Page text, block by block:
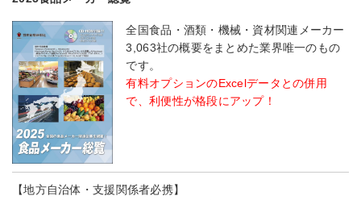
全国食品・酒類・機械・資材関連メーカー
3,063社の概要をまとめた業界唯一のもの
です。
有料オプションのExcelデータとの併用
で、利便性が格段にアップ！
【地方自治体・支援関係者必携】